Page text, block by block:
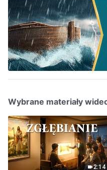
Wybrane materiały
2:14